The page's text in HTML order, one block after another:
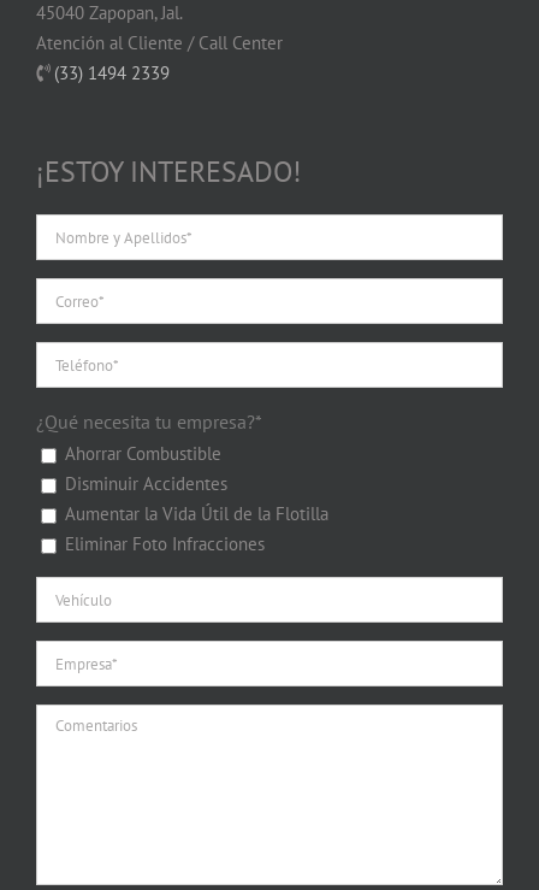
45040 Zapopan, Jal.
Atención al Cliente / Call Center
(33) 1494 2339
¡ESTOY INTERESADO!
¿Qué necesita tu empresa?*
Ahorrar Combustible
Disminuir Accidentes
Aumentar la Vida Útil de la Flotilla
Eliminar Foto Infracciones